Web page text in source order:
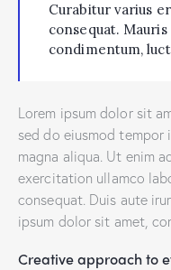
Curabitur varius
consequat.
condimentum,
Lorem ipsum dolor sit
sed do eiusmod
magna aliqua. Ut enim
exercitation ullamco
consequat. Duis aute
ipsum dolor sit amet,
Creative approach to